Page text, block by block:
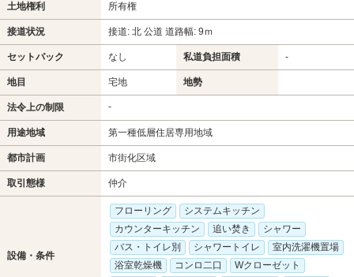
土地権利 所有権
接道状況 接道: 北 公道 道路幅: 9ｍ
セットバック なし 私道負担面積 -
地目 宅地 地勢
法令上の制限 -
用途地域 第一種低層住居専用地域
都市計画 市街化区域
取引態様 仲介
設備・条件
フローリング
システムキッチン
カウンターキッチン
追い焚き
シャワー
バス・トイレ別
シャワートイレ
室内洗濯機置場
浴室乾燥機
コンロ二口
Wクローゼット